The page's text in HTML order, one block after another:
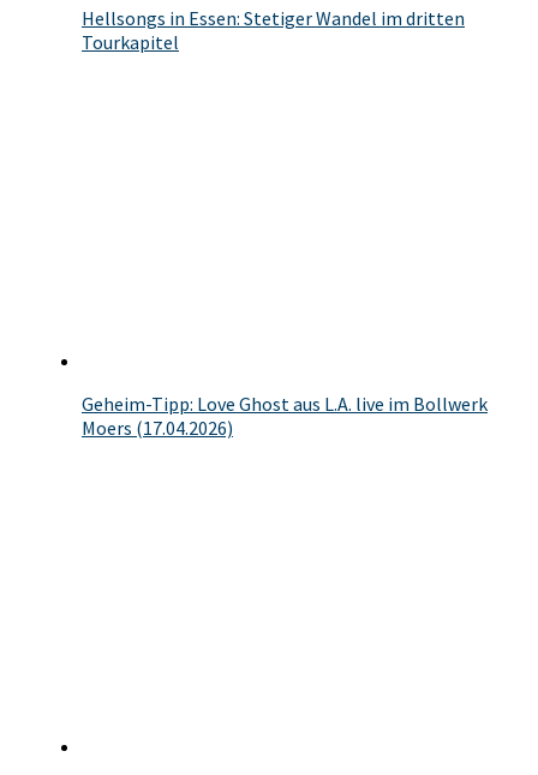
Hellsongs in Essen: Stetiger Wandel im dritten
Tourkapitel
Geheim-Tipp: Love Ghost aus L.A. live im Bollwerk
Moers (17.04.2026)